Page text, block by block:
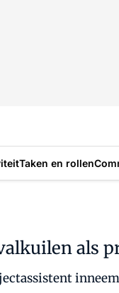
Taken en rollen
als